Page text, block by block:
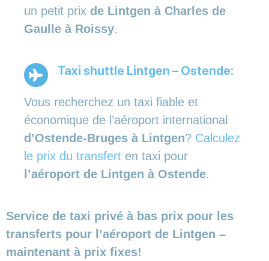
un petit prix de Lintgen à Charles de
Gaulle à Roissy.
Taxi shuttle Lintgen – Ostende:
Vous recherchez un taxi fiable et
économique de l’aéroport international
d’Ostende-Bruges à Lintgen? Calculez
le prix du transfert en taxi pour
l’aéroport de Lintgen à Ostende.
Service de taxi privé à bas prix pour les
transferts pour l’aéroport de Lintgen –
maintenant à prix fixes!